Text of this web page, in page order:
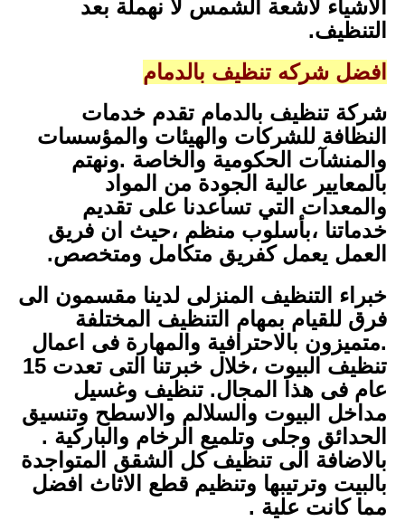
الاشياء لاشعة الشمس لا نهملة بعد
التنظيف.
افضل شركه تنظيف بالدمام
شركة تنظيف بالدمام تقدم خدمات
النظافة للشركات والهيئات والمؤسسات
والمنشآت الحكومية والخاصة .ونهتم
بالمعايير عالية الجودة من المواد
والمعدات التي تساعدنا على تقديم
خدماتنا ،بأسلوب منظم ،حيث ان فريق
العمل يعمل كفريق متكامل ومتخصص.
خبراء التنظيف المنزلى لدينا مقسمون الى
فرق للقيام بمهام التنظيف المختلفة
.متميزون بالاحترافية والمهارة فى اعمال
تنظيف البيوت ،خلال خبرتنا التى تعدت 15
عام فى هذا المجال. تنظيف وغسيل
مداخل البيوت والسلالم والاسطح وتنسيق
الحدائق وجلى وتلميع الرخام والباركية .
بالاضافة الى تنظيف كل الشقق المتواجدة
بالبيت وترتيبها وتنظيم قطع الاثاث افضل
مما كانت علية .